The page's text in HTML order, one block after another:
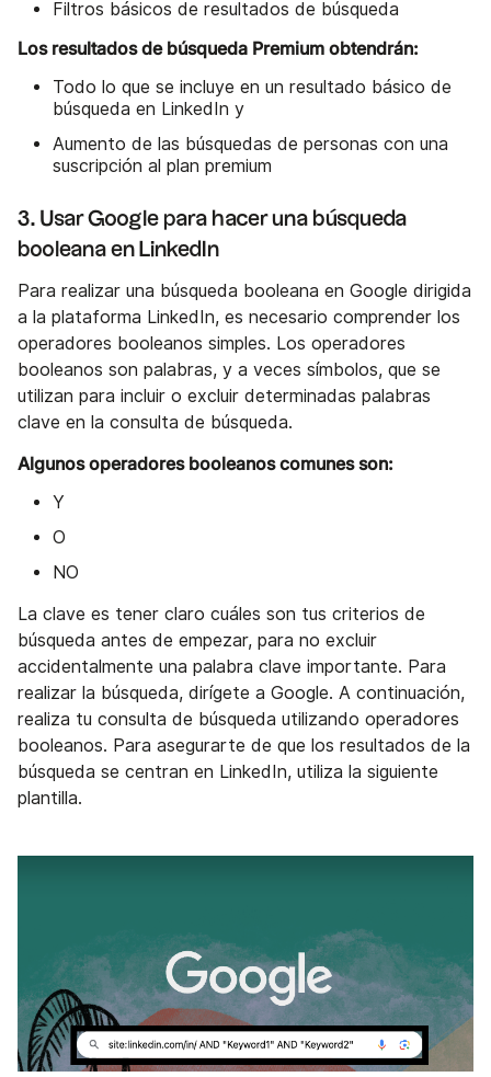
Filtros básicos de resultados de búsqueda
Los resultados de búsqueda Premium obtendrán:
Todo lo que se incluye en un resultado básico de
búsqueda en LinkedIn y
Aumento de las búsquedas de personas con una
suscripción al plan premium
3. Usar Google para hacer una búsqueda
booleana en LinkedIn
Para realizar una búsqueda booleana en Google dirigida
a la plataforma LinkedIn, es necesario comprender los
operadores booleanos simples. Los operadores
booleanos son palabras, y a veces símbolos, que se
utilizan para incluir o excluir determinadas palabras
clave en la consulta de búsqueda.
Algunos operadores booleanos comunes son:
Y
O
NO
La clave es tener claro cuáles son tus criterios de
búsqueda antes de empezar, para no excluir
accidentalmente una palabra clave importante. Para
realizar la búsqueda, dirígete a Google. A continuación,
realiza tu consulta de búsqueda utilizando operadores
booleanos. Para asegurarte de que los resultados de la
búsqueda se centran en LinkedIn, utiliza la siguiente
plantilla.